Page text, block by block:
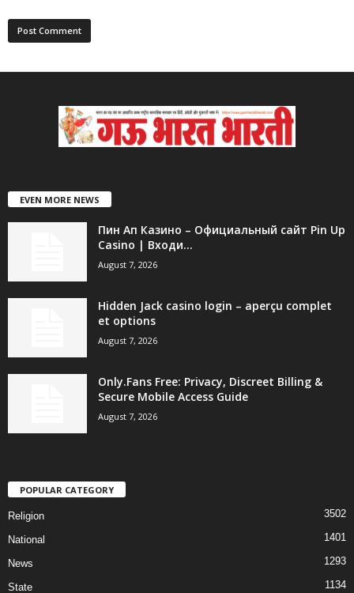
EVEN MORE NEWS
Пин Ап Казино – Официальный сайт Pin Up
Casino | Входи...
August 7, 2026
Hidden Jack casino login – aperçu complet
et options
August 7, 2026
Only.Fans Free: Privacy, Discreet Billing &
Secure Mobile Access Guide
August 7, 2026
POPULAR CATEGORY
Religion 3502
National 1401
News 1293
State 1134